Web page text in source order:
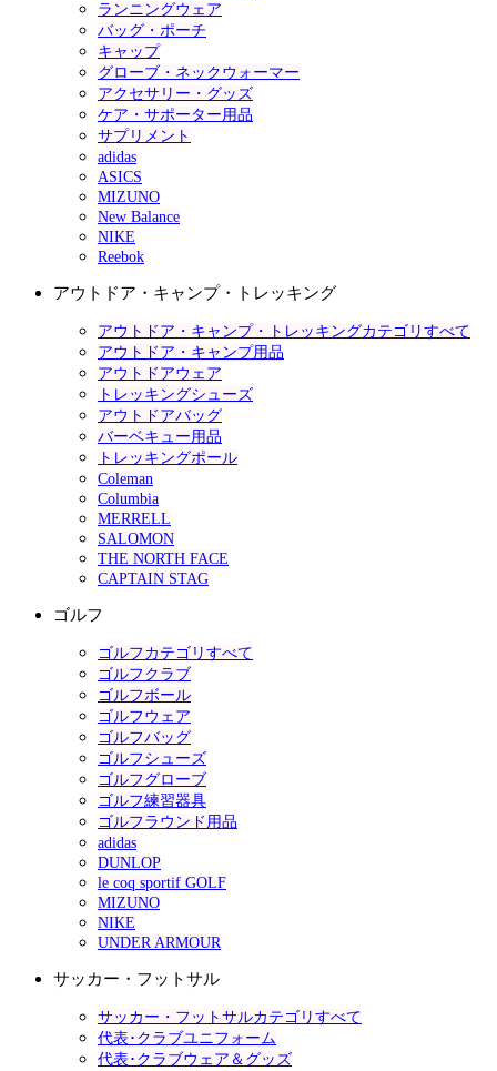
ランニングウェア
バッグ・ポーチ
キャップ
グローブ・ネックウォーマー
アクセサリー・グッズ
ケア・サポーター用品
サプリメント
adidas
ASICS
MIZUNO
New Balance
NIKE
Reebok
アウトドア・キャンプ・トレッキング
アウトドア・キャンプ・トレッキングカテゴリすべて
アウトドア・キャンプ用品
アウトドアウェア
トレッキングシューズ
アウトドアバッグ
バーベキュー用品
トレッキングポール
Coleman
Columbia
MERRELL
SALOMON
THE NORTH FACE
CAPTAIN STAG
ゴルフ
ゴルフカテゴリすべて
ゴルフクラブ
ゴルフボール
ゴルフウェア
ゴルフバッグ
ゴルフシューズ
ゴルフグローブ
ゴルフ練習器具
ゴルフラウンド用品
adidas
DUNLOP
le coq sportif GOLF
MIZUNO
NIKE
UNDER ARMOUR
サッカー・フットサル
サッカー・フットサルカテゴリすべて
代表･クラブユニフォーム
代表･クラブウェア＆グッズ